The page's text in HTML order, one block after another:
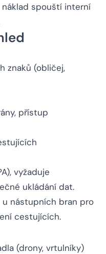
náklad spouští interní
znaků (obličej,
přístup
vyžaduje
ukládání dat.
u nástupních bran pro
cestujících.
(drony, vrtulníky)